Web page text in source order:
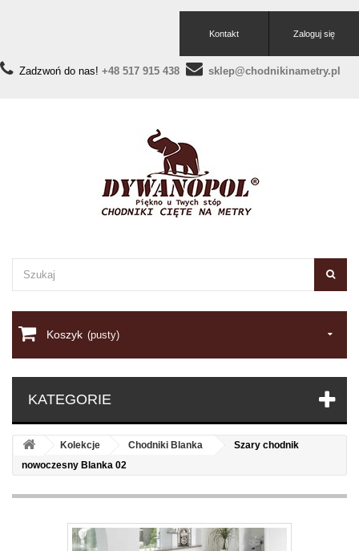
Zaloguj się
Kontakt
Zadzwoń do nas! +48 517 915 438 sklep@chodnikinametry.pl
Koszyk (pusty)
KATEGORIE
Kolekcje Chodniki Blanka
Szary chodnik
nowoczesny Blanka 02